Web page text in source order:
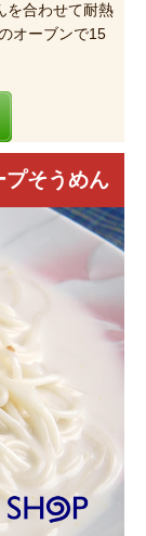
を合わせて耐熱
オーブンで15
プそうめん